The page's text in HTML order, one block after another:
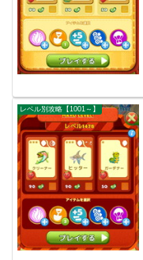
レベル別攻略【1001～】